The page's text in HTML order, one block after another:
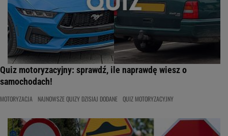
Quiz motoryzacyjny: sprawdź, ile naprawdę wiesz o
samochodach!
MOTORYZACJA NAJNOWSZE QUIZY DZISIAJ DODANE QUIZ MOTORYZACYJNY